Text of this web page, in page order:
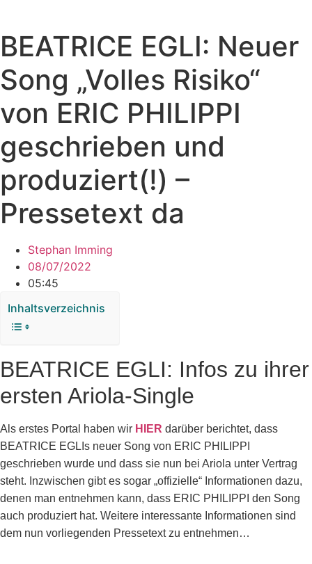
BEATRICE EGLI: Neuer
Song „Volles Risiko“
von ERIC PHILIPPI
geschrieben und
produziert(!) –
Pressetext da
Stephan Imming
08/07/2022
05:45
Inhaltsverzeichnis
BEATRICE EGLI: Infos zu ihrer
ersten Ariola-Single
Als erstes Portal haben wir HIER darüber berichtet, dass
BEATRICE EGLIs neuer Song von ERIC PHILIPPI
geschrieben wurde und dass sie nun bei Ariola unter Vertrag
steht. Inzwischen gibt es sogar „offizielle“ Informationen dazu,
denen man entnehmen kann, dass ERIC PHILIPPI den Song
auch produziert hat. Weitere interessante Informationen sind
dem nun vorliegenden Pressetext zu entnehmen…